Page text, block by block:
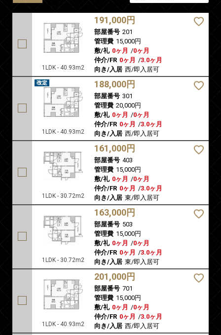
1LDK - 40.93m2
191,000円
部屋番号 201
管理費 15,000円
敷/礼 0ヶ月 /0ヶ月
仲介/FR 0ヶ月 /3.0ヶ月
向き/入居 西/即入居可
1LDK - 40.93m2
188,000円
部屋番号 301
管理費 20,000円
敷/礼 0ヶ月 /0ヶ月
仲介/FR 0ヶ月 /3.0ヶ月
向き/入居 西/即入居可
1LDK - 30.72m2
161,000円
部屋番号 403
管理費 15,000円
敷/礼 0ヶ月 /0ヶ月
仲介/FR 0ヶ月 /3.0ヶ月
向き/入居 東/即入居可
1LDK - 30.72m2
163,000円
部屋番号 503
管理費 15,000円
敷/礼 0ヶ月 /0ヶ月
仲介/FR 0ヶ月 /3.0ヶ月
向き/入居 東/即入居可
1LDK - 40.93m2
201,000円
部屋番号 701
管理費 15,000円
敷/礼 0ヶ月 /0ヶ月
仲介/FR 0ヶ月 /3.0ヶ月
向き/入居 西/即入居可